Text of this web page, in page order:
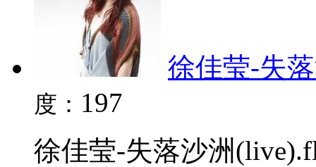
徐佳莹-失
度： 197
徐佳莹-失落沙洲